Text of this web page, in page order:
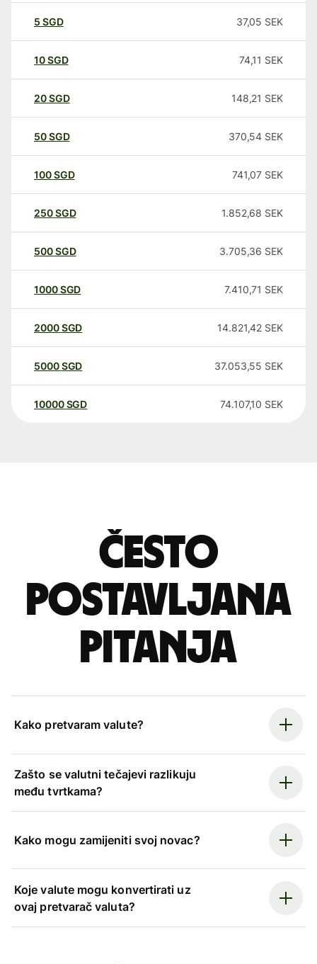
5 SGD 37,05 SEK
10SGD 74,11 SEK
20SGD 148,21 SEK
50SGD 370,54 SEK
100SGD 741,07 SEK
250SGD 1.852,68 SEK
500SGD 3.705,36 SEK
1000SGD 7.410,71 SEK
2000SGD 14.821,42 SEK
5000SGD 37.053,55 SEK
10000 SGD 74.107,10 SEK
Često
postavljana
pitanja
Kako pretvaram valute?
Zašto se valutni tečajevi razlikuju
među tvrtkama?
Kako mogu zamijeniti svoj novac?
Koje valute mogu konvertirati uz
ovaj pretvarač valuta?